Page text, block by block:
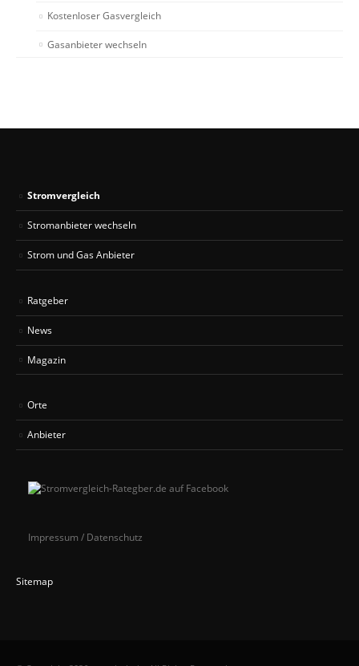
Kostenloser Gasvergleich
Gasanbieter wechseln
Stromvergleich
Stromanbieter wechseln
Strom und Gas Anbieter
Ratgeber
News
Magazin
Orte
Anbieter
Impressum / Datenschutz
Sitemap